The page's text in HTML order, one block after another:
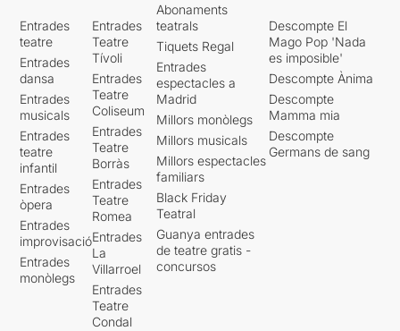
Entrades
teatre
Entrades
dansa
Entrades
musicals
Entrades
teatre
infantil
Entrades
òpera
Entrades
improvisació
Entrades
monòlegs
Entrades
Teatre
Tívoli
Entrades
Teatre
Coliseum
Entrades
Teatre
Borràs
Entrades
Teatre
Romea
Entrades
La
Villarroel
Entrades
Teatre
Condal
Abonaments
teatrals
Tiquets Regal
Entrades
espectacles a
Madrid
Millors monòlegs
Millors musicals
Millors espectacles
familiars
Black Friday
Teatral
Guanya entrades
de teatre gratis -
concursos
Descompte El
Mago Pop 'Nada
es imposible'
Descompte Ànima
Descompte
Mamma mia
Descompte
Germans de sang